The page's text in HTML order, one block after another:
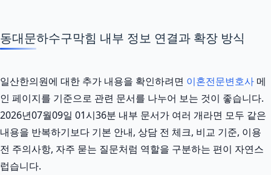
동대문하수구막힘 내부 정보 연결과 확장 방식
일산한의원에 대한 추가 내용을 확인하려면 이혼전문변호사 메
인 페이지를 기준으로 관련 문서를 나누어 보는 것이 좋습니다.
2026년07월09일 01시36분 내부 문서가 여러 개라면 모두 같은
내용을 반복하기보다 기본 안내, 상담 전 체크, 비교 기준, 이용
전 주의사항, 자주 묻는 질문처럼 역할을 구분하는 편이 자연스
럽습니다.